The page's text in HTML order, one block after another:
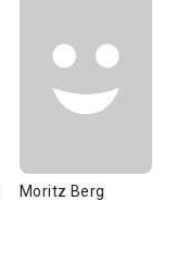
Moritz Berg